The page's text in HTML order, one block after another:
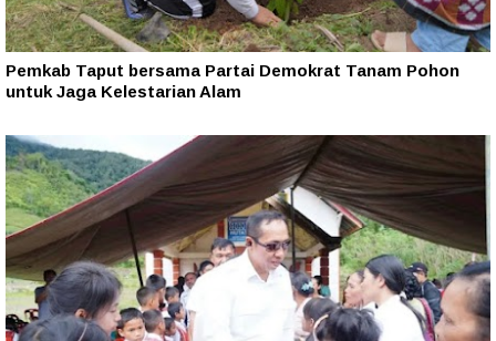
Pemkab Taput bersama Partai Demokrat Tanam Pohon
untuk Jaga Kelestarian Alam